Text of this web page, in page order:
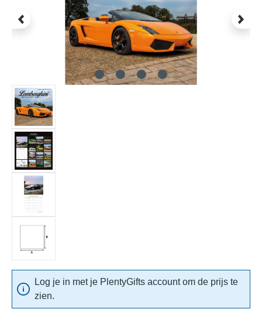
Log je in met je PlentyGifts account om de prijs te
zien.